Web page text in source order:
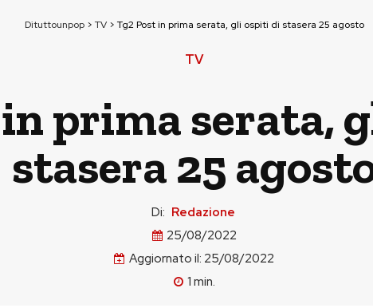
Dituttounpop> TV> Tg2 Post in prima serata, gli ospiti di stasera 25 agosto
TV
prima serata,
stasera 25
Di: Redazione
25/08/2022
Aggiornato il: 25/08/2022
1 min.